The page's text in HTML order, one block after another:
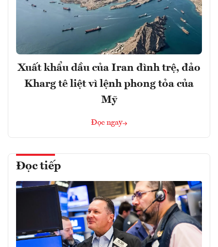
Xuất khẩu dầu của Iran đình trệ, đảo
Kharg tê liệt vì lệnh phong tỏa của
Mỹ
Đọc ngay
Đọc tiếp